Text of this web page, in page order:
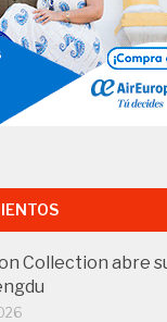
Collection abre